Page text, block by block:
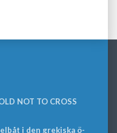
NOT TO CROSS
i den grekiska ö-